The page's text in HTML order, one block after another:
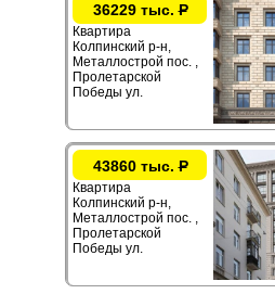
36229 тыс.Р
Квартира
Колпинский р-н,
Металлострой пос. ,
Пролетарской
Победы ул.
43860 тыс.Р
Квартира
Колпинский р-н,
Металлострой пос. ,
Пролетарской
Победы ул.